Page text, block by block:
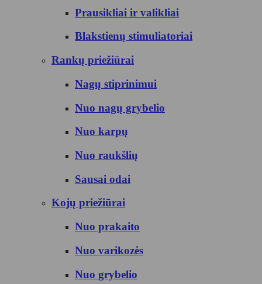
Prausikliai ir valikliai
Blakstienų stimuliatoriai
Rankų priežiūrai
Nagų stiprinimui
Nuo nagų grybelio
Nuo karpų
Nuo raukšlių
Sausai odai
Kojų priežiūrai
Nuo prakaito
Nuo varikozės
Nuo grybelio